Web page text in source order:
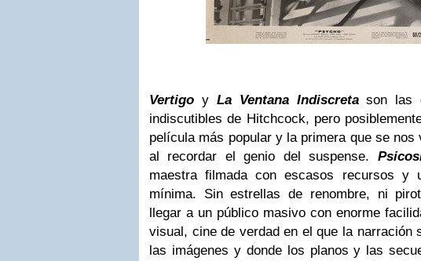
Vertigo y La Ventana Indiscretason las
indiscutibles de Hitchcock, pero
película más popular y la primera que se nos
al recordar el genio del suspense.
maestra filmada con escasos recursos y
mínima. Sin estrellas de renombre, ni
llegar a un público masivo con enorme
visual, cine de verdad en el que la narración
las imágenes y donde los planos y las